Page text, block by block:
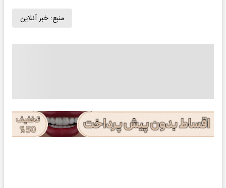
منبع: خبر آنلاین